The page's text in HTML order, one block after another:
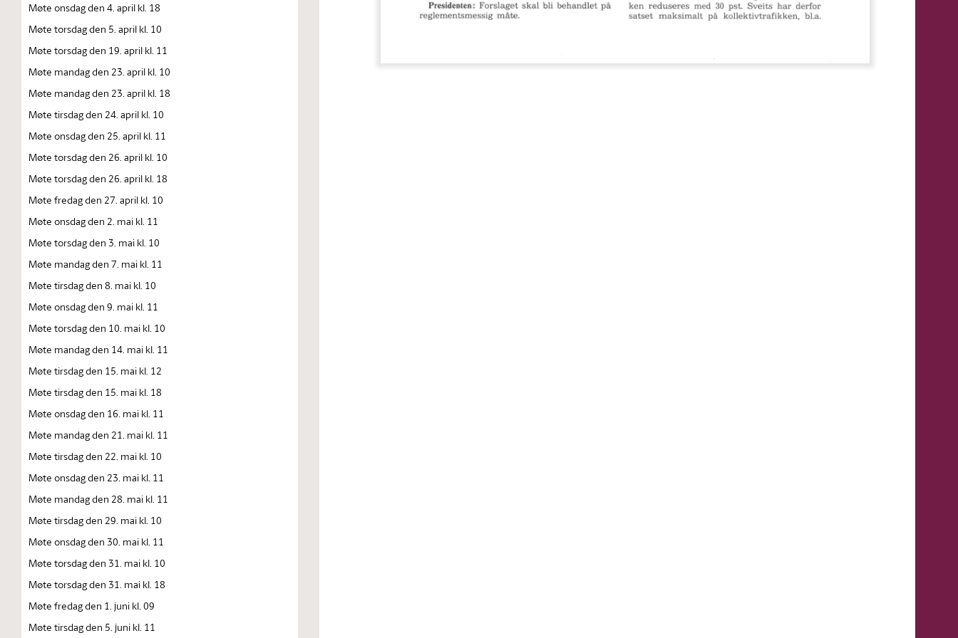
Møte onsdag den 4. april kl. 18
Møte torsdag den 5. april kl. 10
Møte torsdag den 19. april kl. 11
Møte mandag den 23. april kl. 10
Møte mandag den 23. april kl. 18
Møte tirsdag den 24. april kl. 10
Møte onsdag den 25. april kl. 11
Møte torsdag den 26. april kl. 10
Møte torsdag den 26. april kl. 18
Møte fredag den 27. april kl. 10
Møte onsdag den 2. mai kl. 11
Møte torsdag den 3. mai kl. 10
Møte mandag den 7. mai kl. 11
Møte tirsdag den 8. mai kl. 10
Møte onsdag den 9. mai kl. 11
Møte torsdag den 10. mai kl. 10
Møte mandag den 14. mai kl. 11
Møte tirsdag den 15. mai kl. 12
Møte tirsdag den 15. mai kl. 18
Møte onsdag den 16. mai kl. 11
Møte mandag den 21. mai kl. 11
Møte tirsdag den 22. mai kl. 10
Møte onsdag den 23. mai kl. 11
Møte mandag den 28. mai kl. 11
Møte tirsdag den 29. mai kl. 10
Møte onsdag den 30. mai kl. 11
Møte torsdag den 31. mai kl. 10
Møte torsdag den 31. mai kl. 18
Møte fredag den 1. juni kl. 09
Møte tirsdag den 5. juni kl. 11